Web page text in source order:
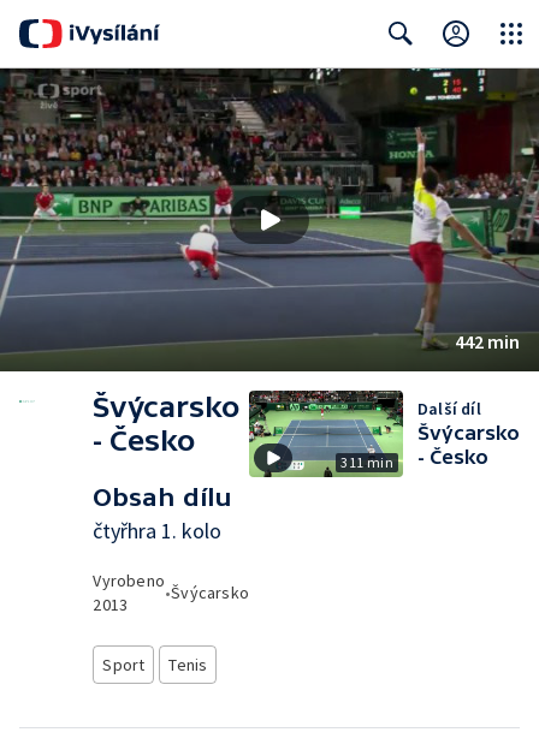
Search Close
442 min
Švýcarsko
- Česko
Obsah dílu
čtyřhra 1. kolo
Vyrobeno
2013
•Švýcarsko
Sport Tenis
311 min
Další díl
Švýcarsko
- Česko